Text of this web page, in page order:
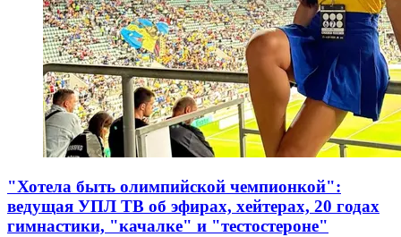
"Хотела быть олимпийской чемпионкой":
ведущая УПЛ ТВ об эфирах, хейтерах, 20 годах
гимнастики, "качалке" и "тестостероне"